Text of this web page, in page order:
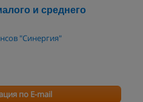
и среднего
"Синергия"
по E-mail